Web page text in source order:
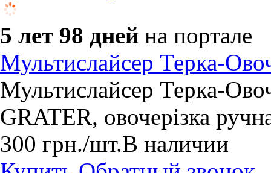
5 лет 98 дней на портале
Мультислайсер Терка-
Мультислайсер Терка-
GRATER, овочерізка
300 грн./шт.В наличии